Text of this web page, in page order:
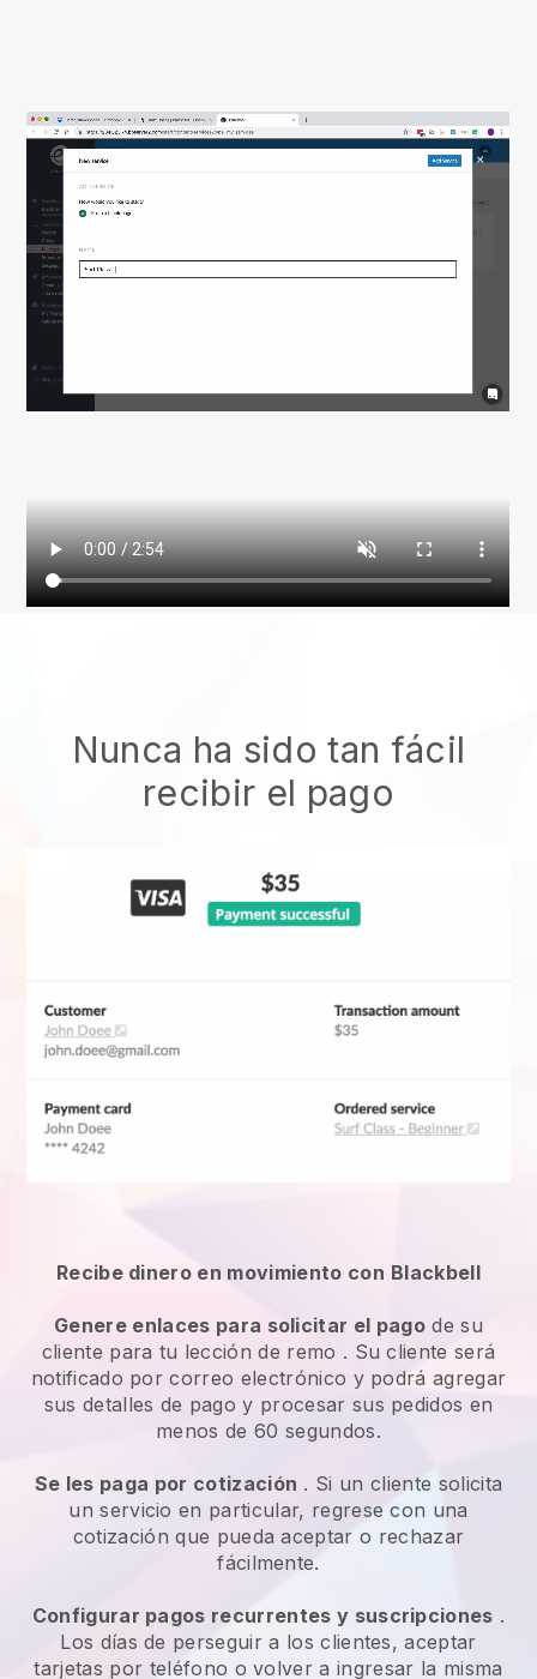
Nunca ha sido tan fácil
recibir el pago
Recibe dinero en movimiento con Blackbell
Genere enlaces para solicitar el pagode su
cliente para tu lección de remo . Su cliente será
notificado por correo electrónico y podrá agregar
sus detalles de pago y procesar sus pedidos en
menos de 60 segundos.
Se les paga por cotización . Si un cliente solicita
un servicio en particular, regrese con una
cotización que pueda aceptar o rechazar
fácilmente.
Configurar pagos recurrentes y suscripciones .
Los días de perseguir a los clientes, aceptar
tarjetas por teléfono o volver a ingresar la misma